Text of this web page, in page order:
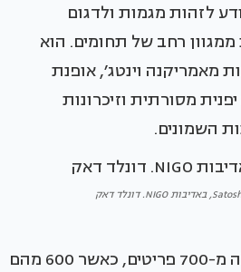
לזהות מגמות ולדגום
ממגוון רחב של תחומים. הוא
מאמריקנה וינטג׳, אופנת
מסורתית וזיכרונות
השמונים.
התערוכה מציגה למעלה מ-700 פריטים, כאשר 600 מהם